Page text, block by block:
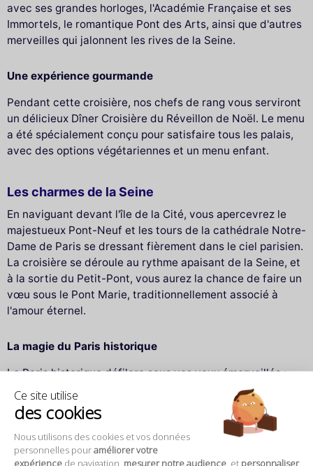
Ce site utilise
des cookies
Nous utilisons des cookies et vos données
personnelles pouraméliorer votre
expérience de navigation, mesurer notre audience , et personnaliser
avec ses grandes horloges, l'Académie Française et ses
Immortels, le romantique Pont des Arts, ainsi que d'autres
merveilles qui jalonnent les rives de la Seine.
Une expérience gourmande
Pendant cette croisière, nos chefs de rang vous serviront
un délicieux Dîner Croisière du Réveillon de Noël. Le menu
a été spécialement conçu pour satisfaire tous les palais,
avec des options végétariennes et un menu enfant.
Les charmes de la Seine
En naviguant devant l'île de la Cité, vous apercevrez le
majestueux Pont-Neuf et les tours de la cathédrale Notre-
Dame de Paris se dressant fièrement dans le ciel parisien.
La croisière se déroule au rythme apaisant de la Seine, et
à la sortie du Petit-Pont, vous aurez la chance de faire un
vœu sous le Pont Marie, traditionnellement associé à
l'amour éternel.
La magie du Paris historique
Le Paris historique défilera sous vos yeux émerveillés :
l'Hôtel de Ville, les tours médiévales de la Conciergerie, le
Louvre avec ses trésors, et le célèbre zouave du Pont de
l'Alma. Le bateau se dirigera ensuite vers la majestueuse
Tour Eiffel, illuminée et scintillante dans la nuit parisienne,
tandis que les desserts sucrés arrivent sur les tables pour